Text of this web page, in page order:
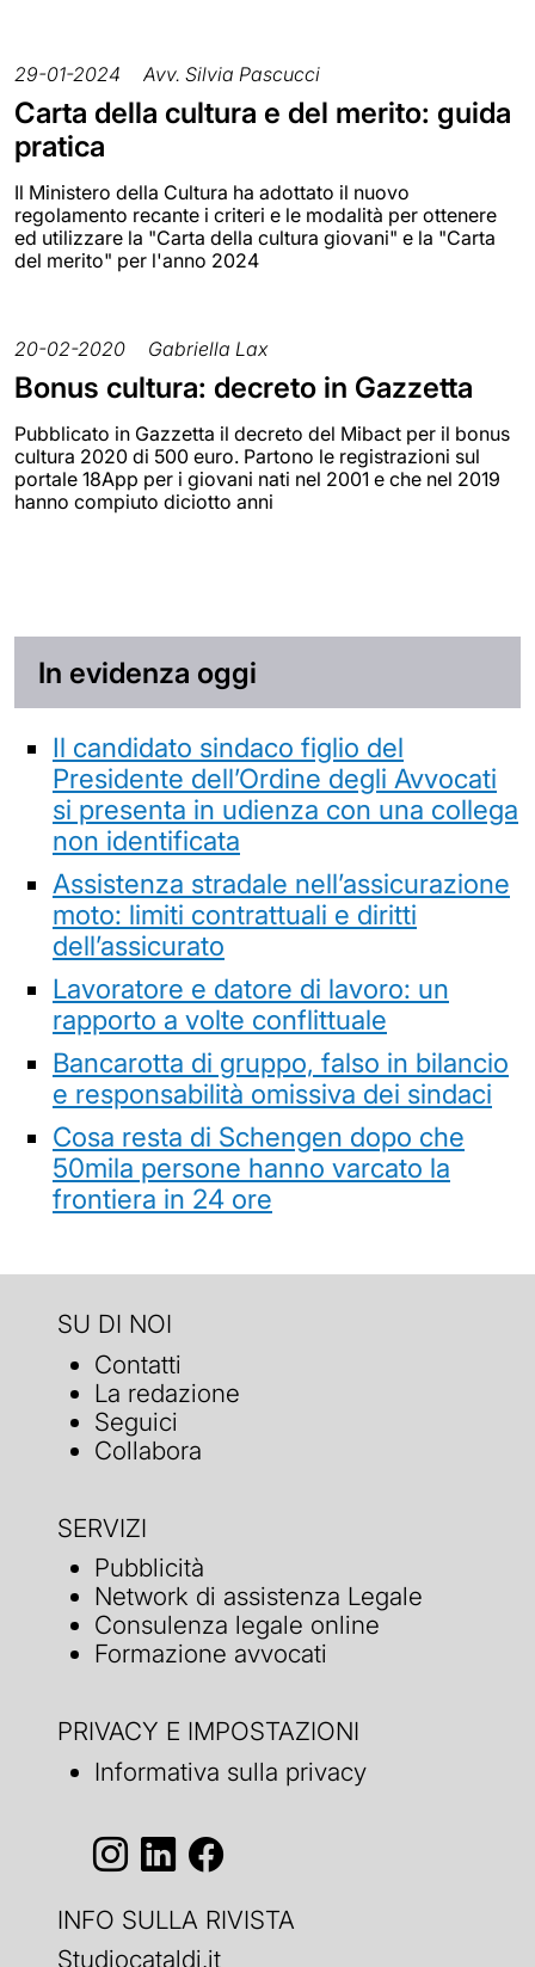
29-01-2024 Avv. Silvia Pascucci
Carta della cultura e del merito: guida
pratica
Il Ministero della Cultura ha adottato il nuovo
regolamento recante i criteri e le modalità per ottenere
ed utilizzare la "Carta della cultura giovani" e la "Carta
del merito" per l'anno 2024
20-02-2020 Gabriella Lax
Bonus cultura: decreto in Gazzetta
Pubblicato in Gazzetta il decreto del Mibact per il bonus
cultura 2020 di 500 euro. Partono le registrazioni sul
portale 18App per i giovani nati nel 2001 e che nel 2019
hanno compiuto diciotto anni
In evidenza oggi
Il candidato sindaco figlio del
Presidente dell’Ordine degli Avvocati
si presenta in udienza con una collega
non identificata
Assistenza stradale nell’assicurazione
moto: limiti contrattuali e diritti
dell’assicurato
Lavoratore e datore di lavoro: un
rapporto a volte conflittuale
Bancarotta di gruppo, falso in bilancio
e responsabilità omissiva dei sindaci
Cosa resta di Schengen dopo che
50mila persone hanno varcato la
frontiera in 24 ore
SU DI NOI
Contatti
La redazione
Seguici
Collabora
SERVIZI
Pubblicità
Network di assistenza Legale
Consulenza legale online
Formazione avvocati
PRIVACY E IMPOSTAZIONI
Informativa sulla privacy
INFO SULLA RIVISTA
Studiocataldi.it